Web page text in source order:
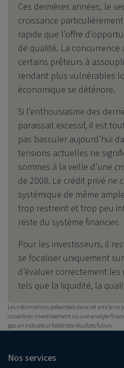
Ces dernières années, le
croissance
rapide que l’offre
de qualité. La concurrence
certains prêteurs à
rendant plus vulnérables
économique se détériore.
Si l’enthousiasme des
paraissait excessif, il est
pas basculer aujourd’hui
tensions actuelles ne
sommes à la veille d’une
de 2008. Le crédit privé ne
systémique de même
trop restreint et trop peu
reste du système financier.
Pour les investisseurs, il
se focaliser uniquement
d’évaluer correctement
tels que la liquidité, la
Les informations présentées dans cet article ne
conseils en investissement ou une analyse
pas un indicateur fiable des résultats futurs.
Nos services